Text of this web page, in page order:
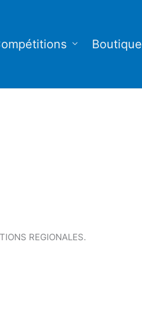
Boutique
REGIONALES.